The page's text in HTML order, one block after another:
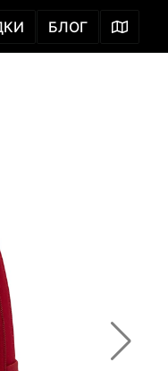
БЛОГ